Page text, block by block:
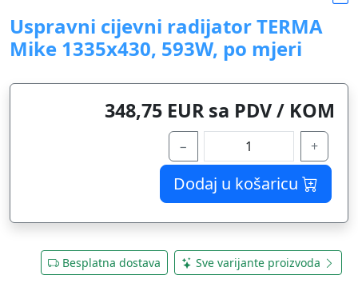
Uspravni cijevni radijator TERMA
Mike 1335x430, 593W, po mjeri
348,75 EUR sa PDV / KOM
− +
Dodaj u košaricu
Besplatna dostava Sve varijante proizvoda